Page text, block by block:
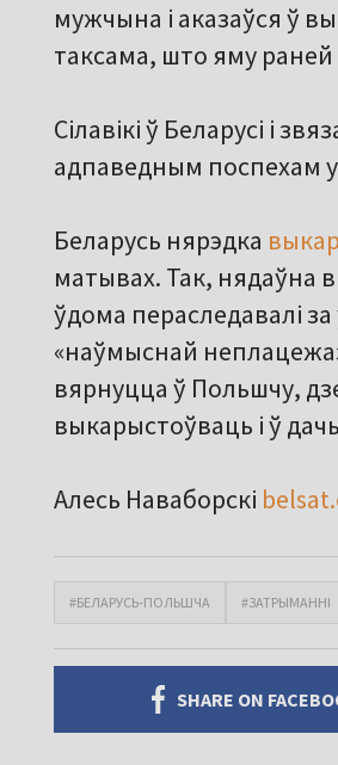
мужчына і аказаўся ў
таксама, што яму
Сілавікі ў Беларусі і
адпаведным поспехам
Беларусь нярэдка
матывах. Так, нядаўна
ўдома пераследавалі
«наўмыснай
вярнуцца ў Польшчу,
выкарыстоўваць і ў
Алесь Наваборскі
#БЕЛАРУСЬ-ПОЛЬШЧА #ЗАТРЫМАННІ
SHARE ON